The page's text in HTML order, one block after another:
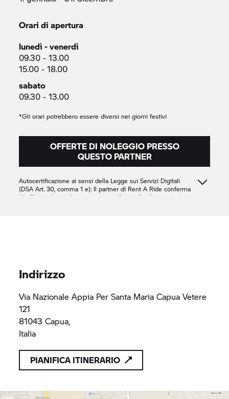
Orari di apertura
lunedì - venerdì
09.30 - 13.00
15.00 - 18.00
sabato
09.30 - 13.00
*Gli orari potrebbero essere diversi nei giorni festivi
OFFERTE DI NOLEGGIO PRESSO
QUESTO PARTNER
Autocertificazione ai sensi della Legge sui Servizi Digitali
(DSA Art. 30, comma 1 e): Il partner di Rent A Ride conferma
di offrire solo prodotti o servizi conformi alle disposizioni
Indirizzo
Via Nazionale Appia Per Santa Maria Capua Vetere
121
81043 Capua,
Italia
PIANIFICA ITINERARIO